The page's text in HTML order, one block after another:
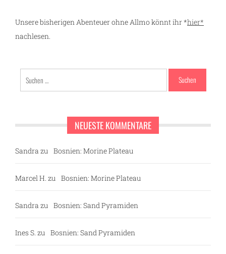
Unsere bisherigen Abenteuer ohne Allmo könnt ihr *hier*
nachlesen.
nach:
NEUESTE KOMMENTARE
Sandra zu Bosnien: Morine Plateau
Marcel H. zu Bosnien: Morine Plateau
Sandra zu Bosnien: Sand Pyramiden
Ines S. zu Bosnien: Sand Pyramiden